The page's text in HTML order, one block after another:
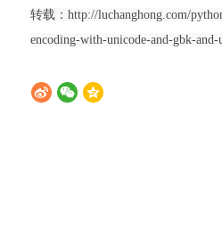
转载：http://luchanghong.com/
encoding-with-unicode-and-gbk-